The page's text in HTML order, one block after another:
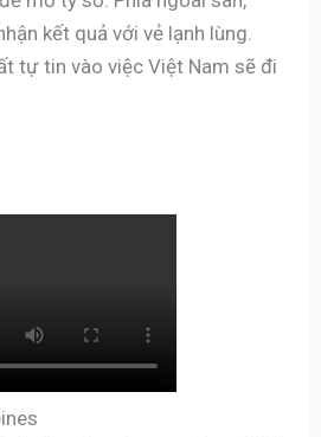
kết quả với vẻ lạnh lùng.
tự tin vào việc Việt Nam sẽ đi